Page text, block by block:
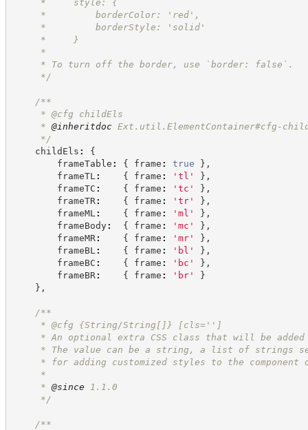
*     style: {
*         borderColor: 'red',
*         borderStyle: 'solid'
*     }
*
* To turn off the border, use `border: false`.
*/
/**
* @cfg childEls
* @inheritdoc Ext.util.ElementContainer#cfg-
*/
childEls :
{
frameTable : { frame : true } ,
frameTL : { frame : ' tl ' } ,
frameTC : { frame : ' tc ' } ,
frameTR : { frame : ' tr' } ,
frameML : { frame : ' ml ' } ,
frameBody: { frame : ' mc ' } ,
frameMR : { frame : ' mr' } ,
frameBL : { frame : ' bl ' } ,
frameBC : { frame : ' bc ' } ,
frameBR : { frame : ' br'
}
} ,
/**
* @cfg {String/String[]} [cls='']
* An optional extra CSS class that will be added
* The value can be a string, a list of strings
* for adding customized styles to the component
*
* @since 1.1.0
*/
/**